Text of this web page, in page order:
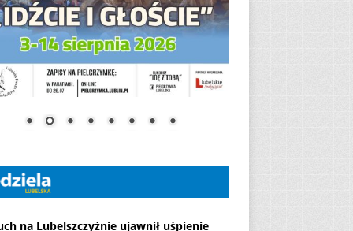
na Lubelszczyźnie ujawnił uśpienie